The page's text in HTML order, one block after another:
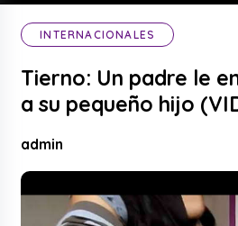
INTERNACIONALES
Tierno: Un padre le
a su pequeño hijo
admin